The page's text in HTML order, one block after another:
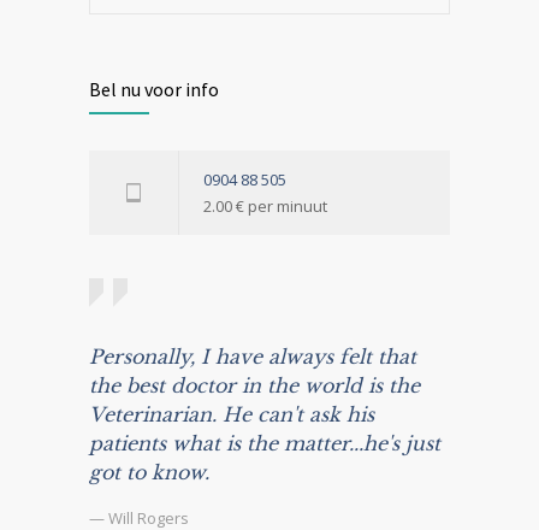
Bel nu voor info
0904 88 505
2.00 € per minuut
Personally, I have always felt that
the best doctor in the world is the
Veterinarian. He can't ask his
patients what is the matter...he's just
got to know.
— Will Rogers